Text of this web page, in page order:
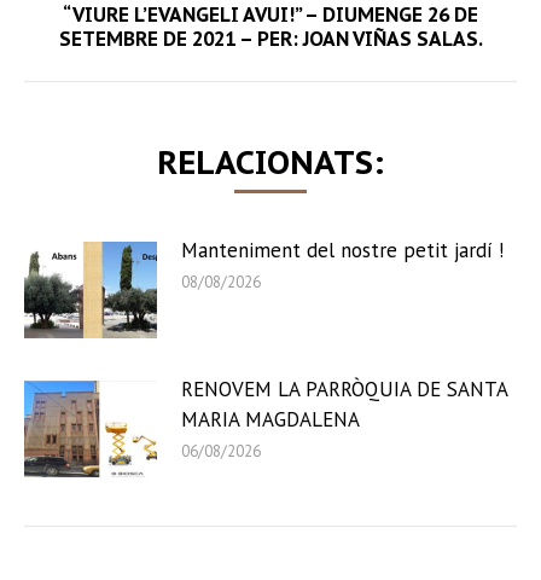
Next
“VIURE L’EVANGELI AVUI!” – DIUMENGE 26 DE
SETEMBRE DE 2021 – PER: JOAN VIÑAS SALAS.
RELACIONATS:
Manteniment del nostre petit jardí !
08/08/2026
RENOVEM LA PARRÒQUIA DE SANTA
MARIA MAGDALENA
06/08/2026